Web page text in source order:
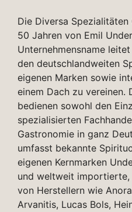
Die Diversa
50 Jahren von Emil
Unternehmensname
den deutschlandweiten
eigenen Marken sowie
einem Dach zu vereinen.
bedienen sowohl den
spezialisierten
Gastronomie in ganz
umfasst bekannte
eigenen Kernmarken
und weltweit importierte,
von Herstellern wie
Arvanitis, Lucas Bols,